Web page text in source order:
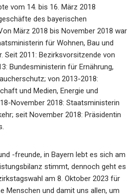
vom 14. bis 16. März 2018
des bayerischen
März 2018 bis November 2018 war
für Wohnen, Bau und
Seit 2011: Bezirksvorsitzende von
Bundesministerin für Ernährung,
von 2013-2018:
und Medien, Energie und
November 2018: Staatsministerin
seit November 2018: Präsidentin
-freunde, in Bayern lebt es sich am
stimmt, dennoch geht es
am 8. Oktober 2023 für
Menschen und damit uns allen, um